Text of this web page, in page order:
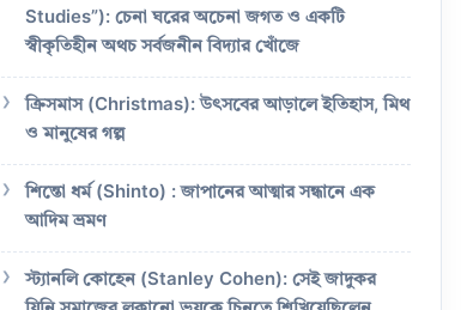
Studies”): চেনা ঘরের অচেনা জগত ও একটি
স্বীকৃতিহীন অথচ সর্বজনীন বিদ্যার খোঁজে
ক্রিসমাস (Christmas): উৎসবের আড়ালে ইতিহাস, মিথ
ও মানুষের গল্প
শিন্তো ধর্ম (Shinto) : জাপানের আত্মার সন্ধানে এক
আদিম ভ্রমণ
স্ট্যানলি কোহেন (Stanley Cohen): সেই জাদুকর